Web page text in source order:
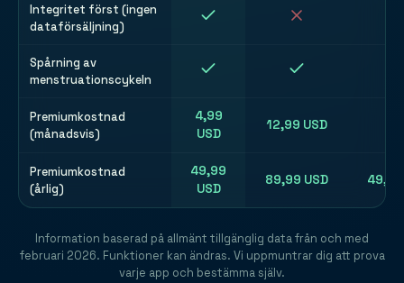
Integritet först (ingen
dataförsäljning)
Spårning av
menstruationscykeln
Premiumkostnad
(månadsvis)
4,99
USD
12,99 USD
Premiumkostnad
(årlig)
49,99
USD
89,99 USD 49,99
Information baserad på allmänt tillgänglig data från och med
februari 2026. Funktioner kan ändras. Vi uppmuntrar dig att prova
varje app och bestämma själv.